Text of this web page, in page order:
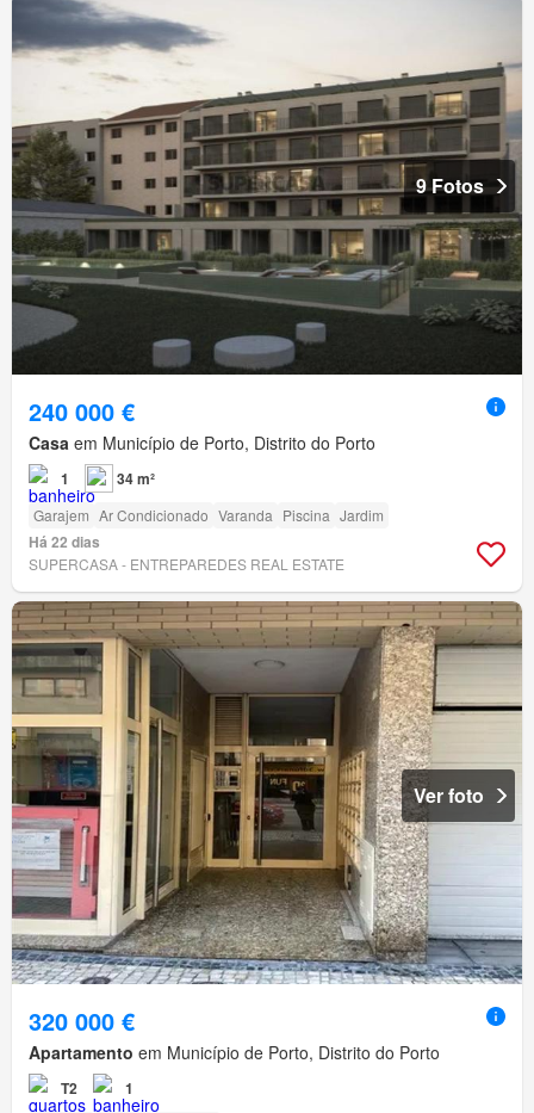
9 Fotos
240 000 €
Casa em Município de Porto, Distrito do Porto
1 34 m²
Garajem Ar Condicionado Varanda Piscina Jardim
Há 22 dias
SUPERCASA - ENTREPAREDES REAL ESTATE
Ver foto
320 000 €
Apartamento em Município de Porto, Distrito do Porto
T2 1